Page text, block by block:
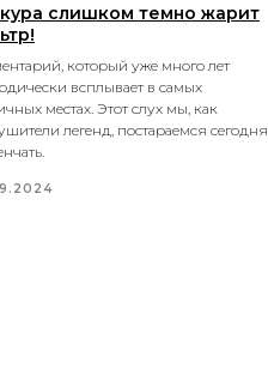
слишком темно жарит
который уже много лет
всплывает в самых
местах. Этот слух мы, как
легенд, постараемся сегодня